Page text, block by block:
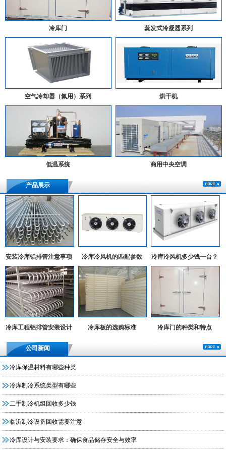
冷库门 蒸发式冷凝器系列
空气冷却器（氟用）系列 烘干机
低温系统 商用中央空调
产品展示
安装冷库铝排管注意事项 冷库冷风机的匹配参数 冷库冷风机多少钱一台？
冷库工程铝排管安装设计
冷库板的选购标准 冷库门的种类和特点
公司新闻
冷库保温材料有哪些种类
冷库制冷系统类型有哪些
二手制冷机组回收多少钱
临沂制冷设备回收需要注意
冷库设计与安装要求：确保食品储存安全与效率